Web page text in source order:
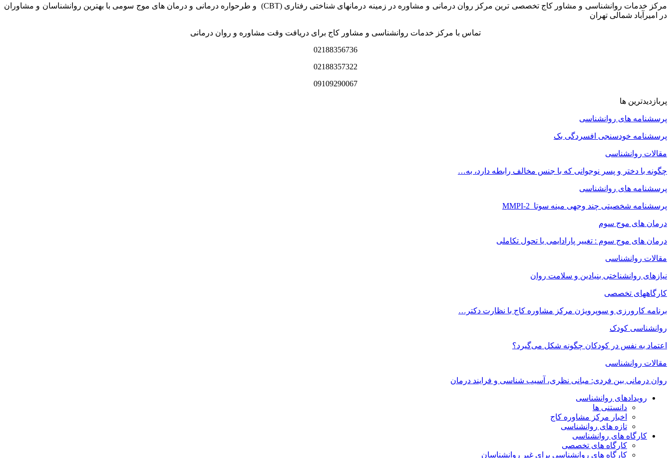
مرکز خدمات روانشناسی و مشاور کاج تخصصی‏ ترین مرکز روان درمانی و مشاوره در زمینه درمان‏های شناختی رفتاری (CBT) و طرحواره درمانی و درمان های موج سومی با بهترین روانشناسان و مشاوران
در امیرآباد شمالی تهران
تماس با مرکز خدمات روانشناسی و مشاور کاج برای دریافت وقت مشاوره و روان درمانی
02188356736
02188357322
09109290067
پربازدیدترین ها
پرسشنامه های روانشناسی
پرسشنامه خودسنجی افسردگی بک
مقالات روانشناسی
چگونه با دختر و پسر نوجوانی که با جنس مخالف رابطه دارد، به…
پرسشنامه های روانشناسی
پرسشنامه شخصیتی چند وجهی مینه سوتا MMPI-2
درمان های موج سوم
درمان های موج سوم : تغییر پارادایمی یا تحول تکاملی
مقالات روانشناسی
نیازهای روانشناختی بنیادین و سلامت روان
کارگاههای تخصصی
برنامه کارورزی و سوپرویژن مرکز مشاوره کاج با نظارت دکتر…
روانشناسی کودک
اعتماد به‌ نفس در کودکان چگونه شکل می‌گیرد؟
مقالات روانشناسی
روان درمانی بین فردی: مبانی نظری، آسیب شناسی و فرایند درمان
رویدادهای روانشناسی
دانستنی ها
اخبار مرکز مشاوره کاج
تازه های روانشناسی
کارگاه های روانشناسی
کارگاه های تخصصی
کارگاه های روانشناسی برای غیر روانشناسان